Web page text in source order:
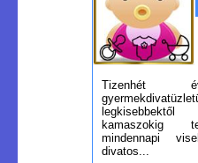
Tizenhét
kamaszokig
mindennapi
divatos...